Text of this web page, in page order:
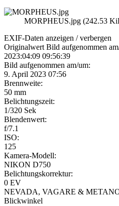
MORPHEUS.jpg (242.53
EXIF-Daten anzeigen / verbergen
Originalwert Bild aufgenommen
2023:04:09 09:56:39
Bild aufgenommen am/um:
9. April 2023 07:56
Brennweite:
50 mm
Belichtungszeit:
1/320 Sek
Blendenwert:
f/7.1
ISO:
125
Kamera-Modell:
NIKON D750
Belichtungskorrektur:
0 EV
NEVADA, VAGARE &
Blickwinkel